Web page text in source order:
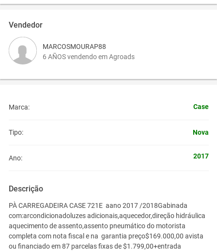
Vendedor
MARCOSMOURAP88
6 AÑOS vendendo em Agroads
Marca: Case
Tipo: Nova
Ano: 2017
Descrição
PÀ CARREGADEIRA CASE 721E aano 2017 /2018Gabinada
com:arcondicionadoluzes adicionais,aquecedor,direção hidráulica
aquecimento de assento,assento pneumático do motorista
completa com nota fiscal e na garantia preço$169.000,00 avista
ou financiado em 87 parcelas fixas de $1.799,00+entrada